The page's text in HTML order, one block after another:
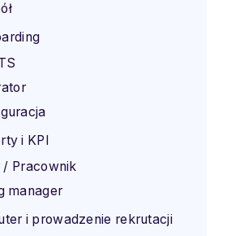
i KPI
/ Pracownik
manager
i prowadzenie rekrutacji